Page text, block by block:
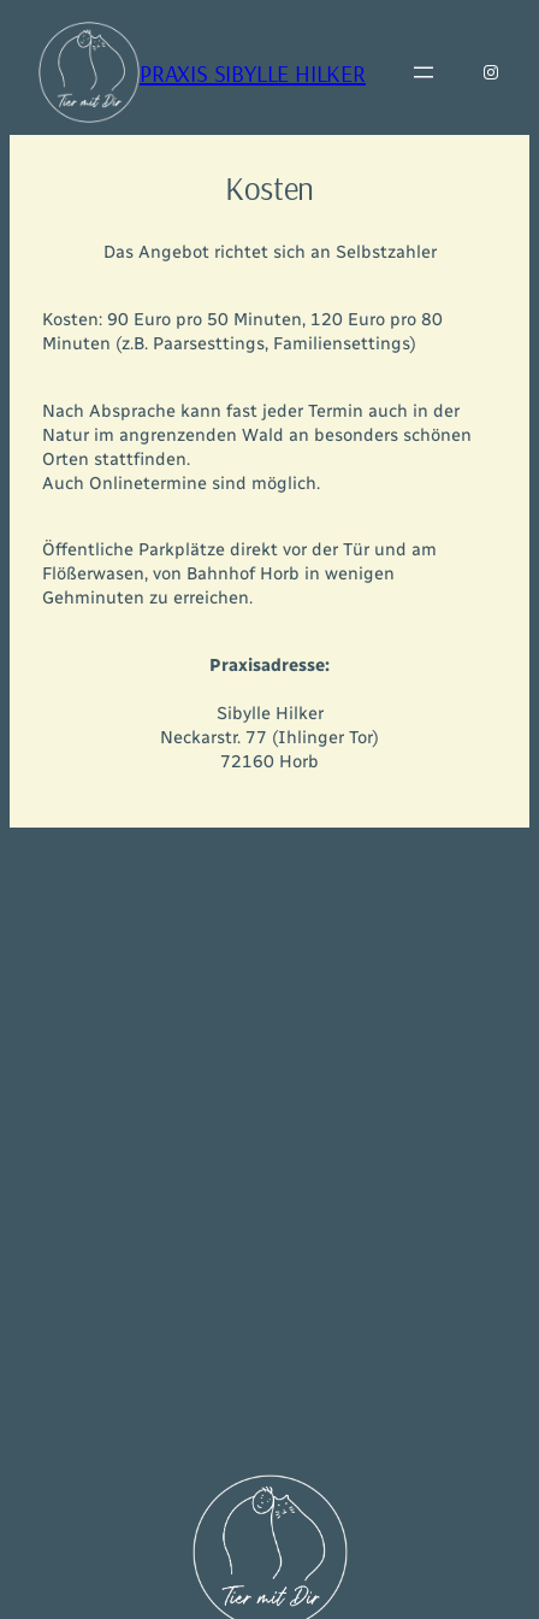
Inhalt
springen
PRAXIS SIBYLLE HILKER
Kosten
Das Angebot richtet sich an Selbstzahler
Kosten: 90 Euro pro 50 Minuten, 120 Euro pro 80
Minuten (z.B. Paarsesttings, Familiensettings)
Nach Absprache kann fast jeder Termin auch in der
Natur im angrenzenden Wald an besonders schönen
Orten stattfinden.
Auch Onlinetermine sind möglich.
Öffentliche Parkplätze direkt vor der Tür und am
Flößerwasen, von Bahnhof Horb in wenigen
Gehminuten zu erreichen.
Praxisadresse:
Sibylle Hilker
Neckarstr. 77 (Ihlinger Tor)
72160 Horb